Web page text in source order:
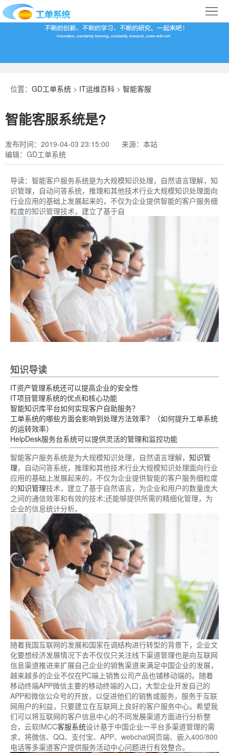
首
百
科
下
载
于
我
行
业
位置： GD工单系统 > IT运维百科 > 智能客服
智能客服系统是?
发布时间：2019-04-03 23:15:00
来源：本站
编辑：GD工单系统
导读： 智能客户服务系统是为大规模知识处理，自然语言理解，知
识管理，自动问答系统，推理和其他技术行业大规模知识处理面向
行业应用的基础上发展起来的，不仅为企业提供智能的客户服务细
粒度的知识管理技术，建立了基于自
知识导读
IT资产管理系统还可以提高企业的安全性
IT项目管理系统的优点和核心功能
智能知识库平台如何实现客户自助服务？
工单系统的哪些方面会影响到处理方法效率？（如何提升工单系统
的运转效率）
HelpDesk服务台系统可以提供灵活的管理和监控功能
智能客户服务系统是为大规模知识处理，自然语言理解， 知识管
理，自动问答系统，推理和其他技术行业大规模知识处理面向行业
应用的基础上发展起来的，不仅为企业提供智能的客户服务细粒度
的知识管理技术，建立了基于自然语言，为企业和用户的数量庞大
之间的通信效率和有效的技术;还能够提供所需的精细化管理，为
企业的信息统计分析。
随着我国互联网的发展和国家在调结构进行转型的背景下，企业文
化要想经济发展情况下去不仅仅只关注线下渠道管理也是向互联网
信息渠道推进来扩展自己企业的销售渠道来满足中国企业的发展，
越来越多的企业不仅在PC端上销售公司产品也铺移动端的。随着
移动终端APP微信主要的移动终端的入口，大型企业开发自己的
APP和微信公众号的开放，以促进他们的销售或服务，服务于互联
网用户的利益，只要建立在互联网上良好的客户服务中心。希望我
们可以将互联网的客户信息中心的不同发展渠道方面进行分析整
合，云软IMCC客服系统设计基于中国企业一平台多渠道管理的需
求，将微信、QQ、支付宝、APP、webchat网页端、嵌入400/800
电话等多渠道客户提供服务活动中心问题进行有效整合。